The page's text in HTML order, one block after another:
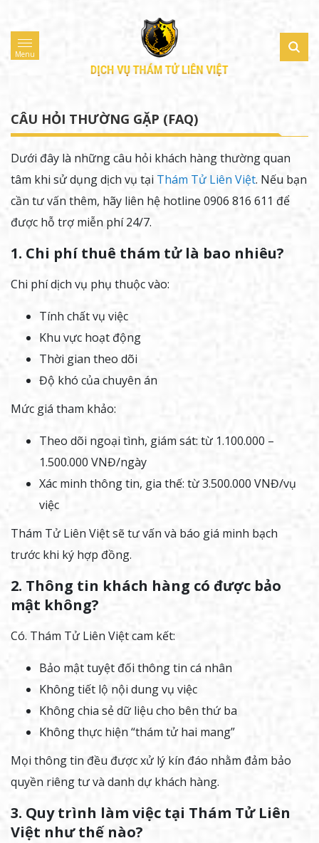
Menu
CÂU HỎI THƯỜNG GẶP (FAQ)
Dưới đây là những câu hỏi khách hàng thường quan
tâm khi sử dụng dịch vụ tại Thám Tử Liên Việt. Nếu bạn
cần tư vấn thêm, hãy liên hệ hotline 0906 816 611 để
được hỗ trợ miễn phí 24/7.
1. Chi phí thuê thám tử là bao nhiêu?
Chi phí dịch vụ phụ thuộc vào:
Tính chất vụ việc
Khu vực hoạt động
Thời gian theo dõi
Độ khó của chuyên án
Mức giá tham khảo:
Theo dõi ngoại tình, giám sát: từ 1.100.000 –
1.500.000 VNĐ/ngày
Xác minh thông tin, gia thế: từ 3.500.000 VNĐ/vụ
việc
Thám Tử Liên Việt sẽ tư vấn và báo giá minh bạch
trước khi ký hợp đồng.
2. Thông tin khách hàng có được bảo
mật không?
Có. Thám Tử Liên Việt cam kết:
Bảo mật tuyệt đối thông tin cá nhân
Không tiết lộ nội dung vụ việc
Không chia sẻ dữ liệu cho bên thứ ba
Không thực hiện “thám tử hai mang”
Mọi thông tin đều được xử lý kín đáo nhằm đảm bảo
quyền riêng tư và danh dự khách hàng.
3. Quy trình làm việc tại Thám Tử Liên
Việt như thế nào?